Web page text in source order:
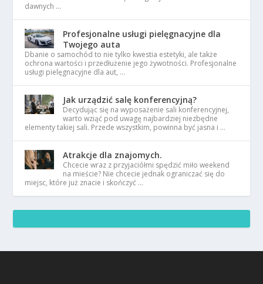
dawnych …
Profesjonalne usługi pielęgnacyjne dla
Twojego auta
Dbanie o samochód to nie tylko kwestia estetyki, ale także
ochrona wartości i przedłużenie jego żywotności. Profesjonalne
usługi pielęgnacyjne dla aut, …
Jak urządzić salę konferencyjną?
Decydując się na wyposażenie sali konferencyjnej,
warto wziąć pod uwagę najbardziej niezbędne
elementy takiej sali. Przede wszystkim, powinna być jasna i …
Atrakcje dla znajomych.
Chcecie wraz z przyjaciółmi spędzić miło weekend
na mieście? Nie chcecie jednak ograniczać się do
miejsc, które już znacie i skończyć …